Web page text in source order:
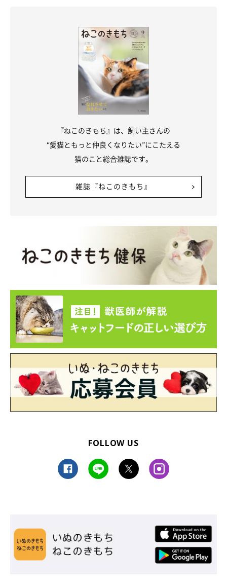
【獣医師解説】猫が盗みがちな物の傾向は？
飼い主さんたちから、さまざまなエピソードが寄せられました。
興味を示してどこかから持ってきたり、隠してしまったり…愛猫
が盗んでしまう家の中の物には、どのような傾向があるのでしょ
白山先生：
「家の中の物で、愛猫に“盗まれがちな物”は…
『ねこのきもち』は、飼い主さんの
“愛猫ともっと仲良くなりたい”にこたえる
猫のこと総合雑誌です。
雑誌『ねこのきもち』
FOLLOW US